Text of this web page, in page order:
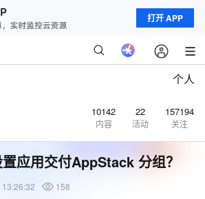
打开 APP
个人
10142
内容
22
活动
157194
关注
应用交付AppStack 分组？
158